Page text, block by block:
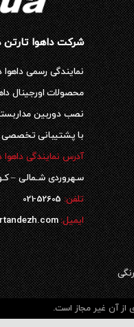
شرکت داهوا تارتن
نمایندگی رسمی داهوا
محصولات اورجینال
نصب دوربین مداربسته
با پشتیبانی تخصصی
آدرس نمایندگی داهوا
سـهروردی شـمالی –
تلفن:52605-021
ایمیل:info@tartandezh.com
از آن غیر مجاز است.